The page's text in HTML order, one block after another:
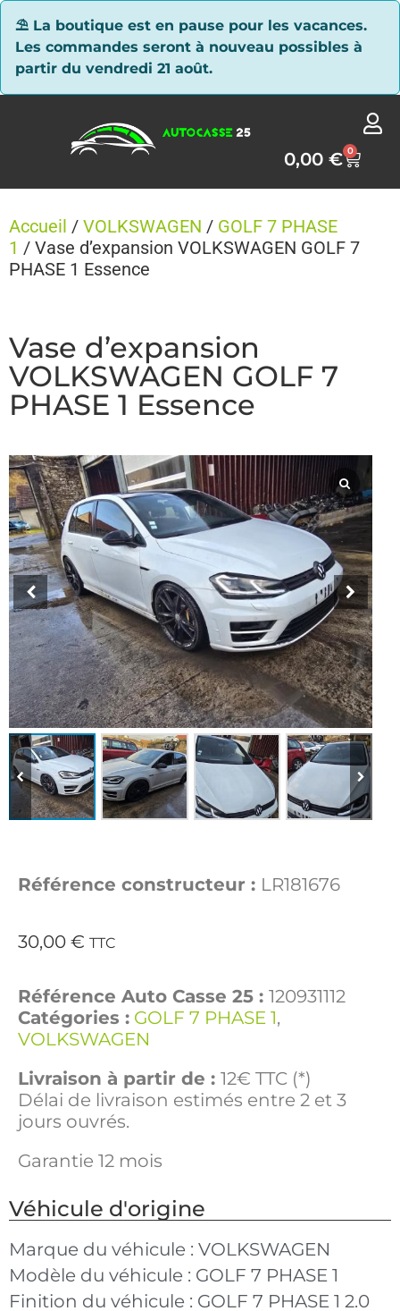
⛱ La boutique est en pause pour les vacances.
Les commandes seront à nouveau possibles à
partir du vendredi 21 août.
0,00€ 0
Accueil / VOLKSWAGEN / GOLF 7 PHASE
1 / Vase d’expansion VOLKSWAGEN GOLF 7
PHASE 1 Essence
Vase d’expansion
VOLKSWAGEN GOLF 7
PHASE 1 Essence
Référence constructeur : LR181676
30,00 € TTC
Référence Auto Casse 25 : 120931112
Catégories : GOLF 7 PHASE 1,
VOLKSWAGEN
Livraison à partir de : 12€ TTC (*)
Délai de livraison estimés entre 2 et 3
jours ouvrés.
Garantie 12 mois
Véhicule d'origine
Marque du véhicule : VOLKSWAGEN
Modèle du véhicule : GOLF 7 PHASE 1
Finition du véhicule : GOLF 7 PHASE 1 2.0
Panneau de gestion des cookies